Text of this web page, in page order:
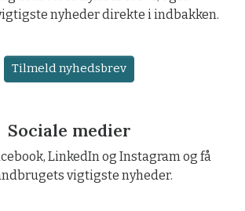
nyheder direkte i indbakken.
Tilmeld nyhedsbrev
Sociale medier
LinkedIn og Instagram og få
vigtigste nyheder.